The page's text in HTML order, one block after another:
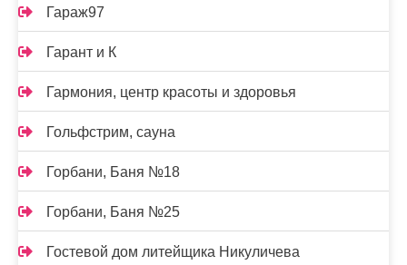
Гараж97
Гарант и К
Гармония, центр красоты и здоровья
Гольфстрим, сауна
Горбани, Баня №18
Горбани, Баня №25
Гостевой дом литейщика Никуличева